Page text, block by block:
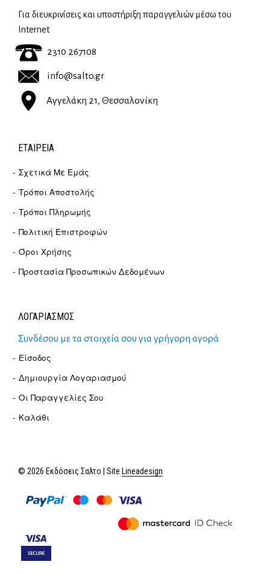
Για διευκρινίσεις και υποστήριξη παραγγελιών μέσω του
Internet
2310 267108
info@salto.gr
Αγγελάκη 21, Θεσσαλονίκη
ΕΤΑΙΡΕΊΑ
Σχετικά Με Εμάς
Τρόποι Αποστολής
Τρόποι Πληρωμής
Πολιτική Επιστροφών
Όροι Χρήσης
Προστασία Προσωπικών Δεδομένων
ΛΟΓΑΡΙΑΣΜΟΣ
Συνδέσου με τα στοιχεία σου για γρήγορη αγορά
Είσοδος
Δημιουργία Λογαριασμού
Οι Παραγγελίες Σου
Καλάθι
© 2026 Εκδόσεις Σαλτο | Site Lineadesign